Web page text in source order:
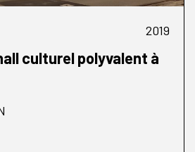
2019
culturel polyvalent à